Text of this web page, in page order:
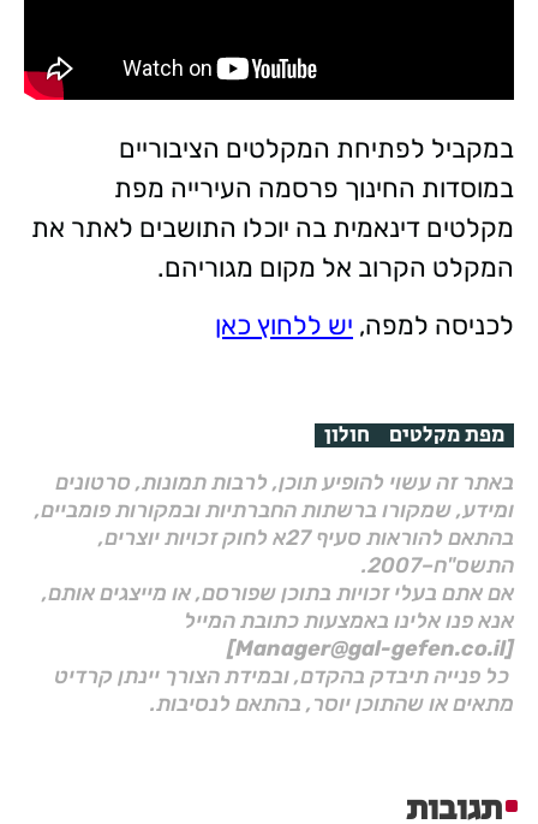
במקביל לפתיחת המקלטים הציבוריים
במוסדות החינוך פרסמה העירייה מפת
מקלטים דינאמית בה יוכלו התושבים לאתר את
המקלט הקרוב אל מקום מגוריהם.
לכניסה למפה, יש ללחוץ כאן
מפת מקלטים חולון
באתר זה עשוי להופיע תוכן, לרבות תמונות, סרטונים
ומידע, שמקורו ברשתות החברתיות ובמקורות פומביים,
בהתאם להוראות סעיף 27א לחוק זכויות יוצרים,
התשס"ח–2007.
אם אתם בעלי זכויות בתוכן שפורסם, או מייצגים אותם,
אנא פנו אלינו באמצעות כתובת המייל
[Manager@gal-gefen.co.il]
כל פנייה תיבדק בהקדם, ובמידת הצורך יינתן קרדיט
מתאים או שהתוכן יוסר, בהתאם לנסיבות.
תגובות